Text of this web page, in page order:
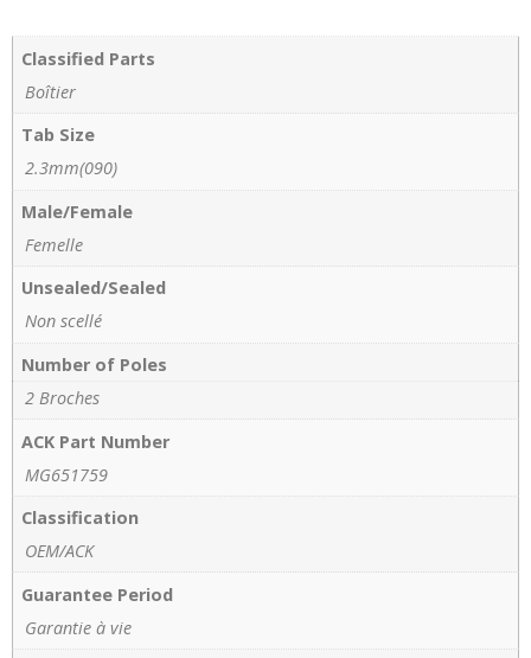
Classified Parts
Boîtier
Tab Size
2.3mm(090)
Male/Female
Femelle
Unsealed/Sealed
Non scellé
Number of Poles
2 Broches
ACK Part Number
MG651759
Classification
OEM/ACK
Guarantee Period
Garantie à vie